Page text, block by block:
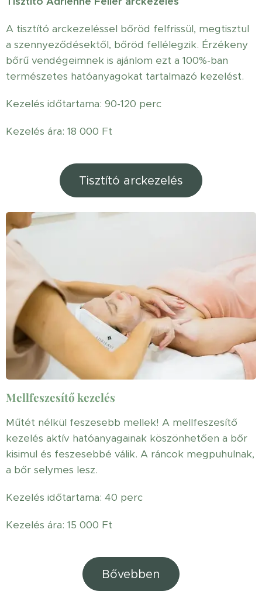
A tisztító arckezeléssel bőröd felfrissül, megtisztul
a szennyeződésektől, bőröd fellélegzik. Érzékeny
bőrű vendégeimnek is ajánlom ezt a 100%-ban
természetes hatóanyagokat tartalmazó kezelést.
Kezelés időtartama: 90-120 perc
Kezelés ára: 18 000 Ft
Tisztító arckezelés
Mellfeszesítő kezelés
Műtét nélkül feszesebb mellek! A mellfeszesítő
kezelés aktív hatóanyagainak köszönhetően a bőr
kisimul és feszesebbé válik. A ráncok megpuhulnak,
a bőr selymes lesz.
Kezelés időtartama: 40 perc
Kezelés ára: 15 000 Ft
Bővebben